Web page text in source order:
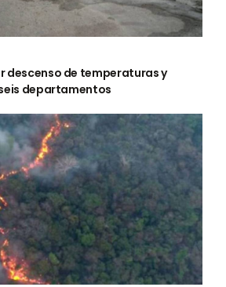
descenso de temperaturas y
departamentos